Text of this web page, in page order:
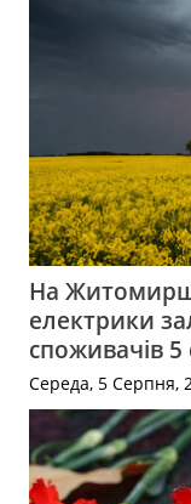
На
електрики
споживачів 5
Середа, 5 Серпня,